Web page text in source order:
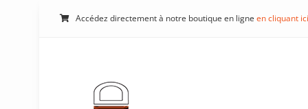
Accédez directement à notre boutique en ligne en cliquant ici